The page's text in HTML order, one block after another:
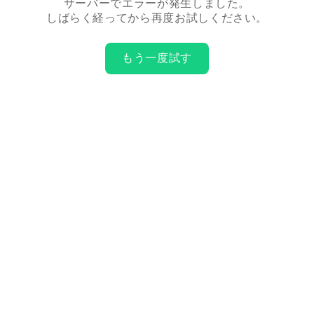
サーバーでエラーが発生しました。
しばらく経ってから再度お試しください。
もう一度試す